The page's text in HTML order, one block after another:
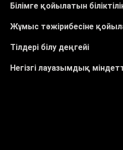
Білімге қойылатын
Жұмыс тәжірибесіне
Тілдері білу деңгейі
Негізгі лауазымдық